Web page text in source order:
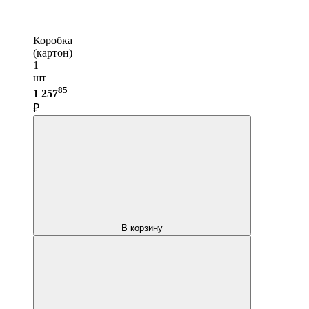
Коробка
(картон)
1
шт —
1 25785
₽
В корзину